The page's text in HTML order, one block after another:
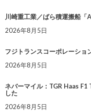
川崎重工業／ばら積運搬船「
2026年8月5日
フジトランスコーポレーショ
2026年8月5日
ネバーマイル：TGR Haas F1
した
2026年8月5日